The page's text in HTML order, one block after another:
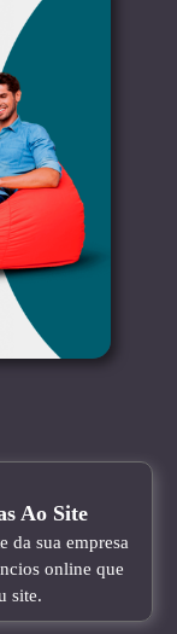
Ao Site
da sua empresa
online que
site.